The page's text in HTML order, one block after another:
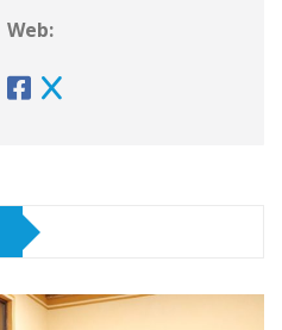
Web: